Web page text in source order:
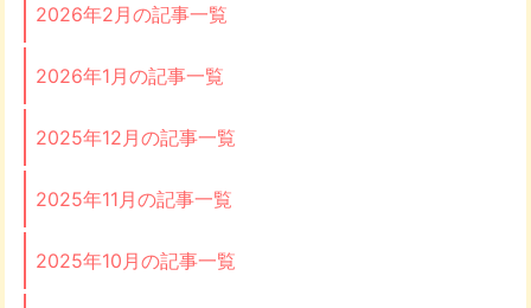
2026年2月の記事一覧
2026年1月の記事一覧
2025年12月の記事一覧
2025年11月の記事一覧
2025年10月の記事一覧